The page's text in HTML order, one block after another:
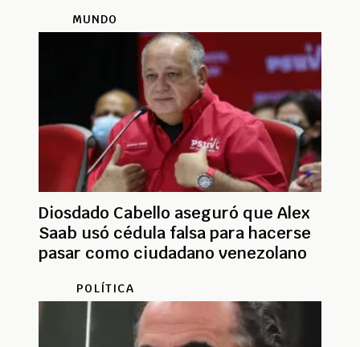
MUNDO
Diosdado Cabello aseguró que Alex
Saab usó cédula falsa para hacerse
pasar como ciudadano venezolano
POLÍTICA